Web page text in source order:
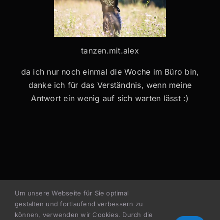
tanzen.mit.alex
da ich nur noch einmal die Woche im Büro bin,
danke ich für das Verständnis, wenn meine
Antwort ein wenig auf sich warten lässt :)
Um unsere Webseite für Sie optimal
gestalten und fortlaufend verbessern zu
können, verwenden wir Cookies. Durch die